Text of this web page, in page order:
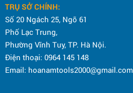
TRỤ SỞ CHÍNH:
Số 20 Ngách 25, Ngõ 61
Phố Lạc Trung,
Phường Vĩnh Tuy, TP. Hà Nội.
Điện thoại: 0964 145 148
Email: hoanamtools2000@gmail.com